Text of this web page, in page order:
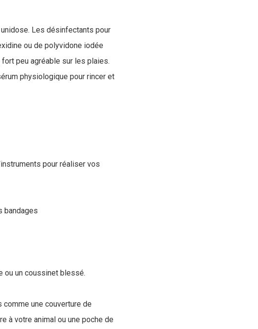
Les désinfectants pour
ou de polyvidone iodée
peu agréable sur les plaies.
physiologique pour rincer et
pour réaliser vos
bandages
ou un coussinet blessé.
une couverture de
à votre animal ou une poche de